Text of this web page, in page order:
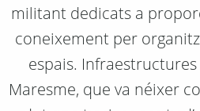
militant dedicats a
coneixement per
espais.
Maresme, que va néixer